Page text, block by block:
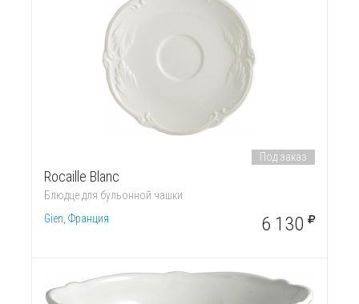
Rocaille Blanc
Блюдце для бульонной чашки
Gien, Франция
Под заказ
6 130